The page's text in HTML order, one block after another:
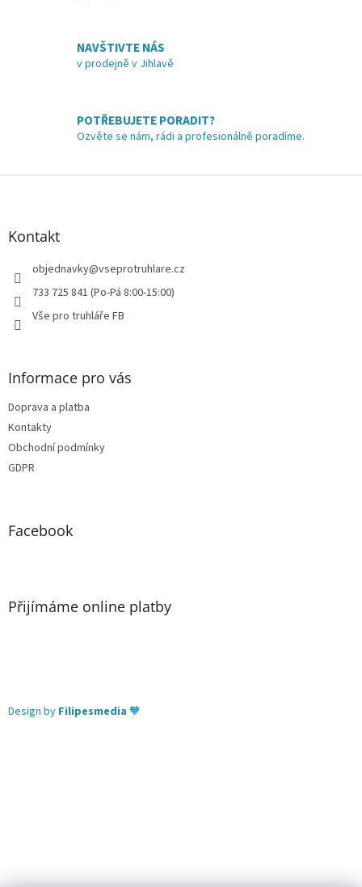
y
v
ý
i
NAVŠTIVTE NÁS
v prodejně v Jihlavě
POTŘEBUJETE PORADIT?
Ozvěte se nám, rádi a profesionálně poradíme.
Z
Kontakt
objednavky@vseprotruhlare.cz
733 725 841 (Po-Pá 8:00-15:00)
Vše pro truhláře FB
Informace pro vás
Doprava a platba
Kontakty
Obchodní podmínky
GDPR
Facebook
Přijímáme online platby
Design by Filipesmedia 🧡